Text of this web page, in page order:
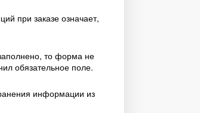
при заказе означает,
то форма не
обязательное поле.
информации из